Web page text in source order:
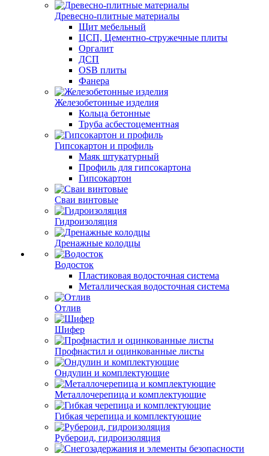
Древесно-плитные материалы
Щит мебельный
ЦСП, Цементно-стружечные плиты
Оргалит
ДСП
OSB плиты
Фанера
Железобетонные изделия
Кольца бетонные
Труба асбестоцементная
Гипсокартон и профиль
Маяк штукатурный
Профиль для гипсокартона
Гипсокартон
Сваи винтовые
Гидроизоляция
Дренажные колодцы
Водосток
Пластиковая водосточная система
Металлическая водосточная система
Отлив
Шифер
Профнастил и оцинкованные листы
Ондулин и комплектующие
Металлочерепица и комплектующие
Гибкая черепица и комплектующие
Рубероид, гидроизоляция